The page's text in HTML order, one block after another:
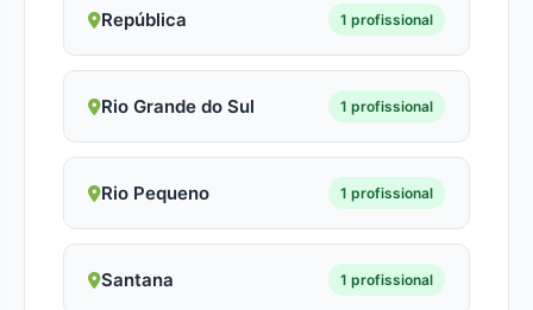
República 1 profissional
Rio Grande do Sul 1 profissional
Rio Pequeno 1 profissional
Santana 1 profissional